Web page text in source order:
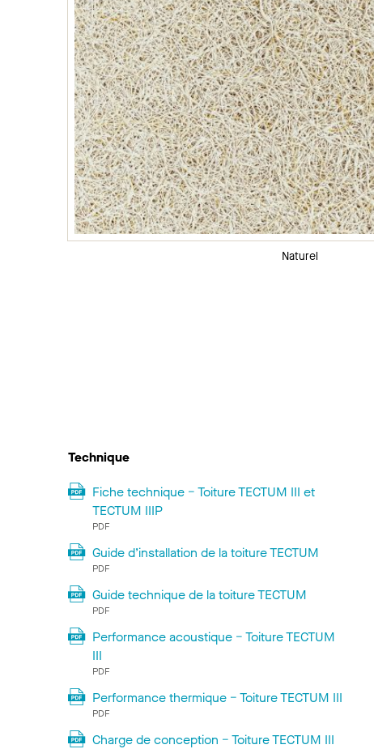
Naturel
Technique
Fiche technique − Toiture TECTUM III et
TECTUM IIIP
PDF
Guide d’installation de la toiture TECTUM
PDF
Guide technique de la toiture TECTUM
PDF
Performance acoustique − Toiture TECTUM
III
PDF
Performance thermique − Toiture TECTUM III
PDF
Charge de conception − Toiture TECTUM III